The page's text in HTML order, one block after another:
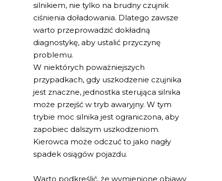
silnikiem, nie tylko na brudny czujnik
ciśnienia doładowania. Dlatego zawsze
warto przeprowadzić dokładną
diagnostykę, aby ustalić przyczynę
problemu.
W niektórych poważniejszych
przypadkach, gdy uszkodzenie czujnika
jest znaczne, jednostka sterująca silnika
może przejść w tryb awaryjny. W tym
trybie moc silnika jest ograniczona, aby
zapobiec dalszym uszkodzeniom.
Kierowca może odczuć to jako nagły
spadek osiągów pojazdu.
Warto podkreślić, że wymienione objawy